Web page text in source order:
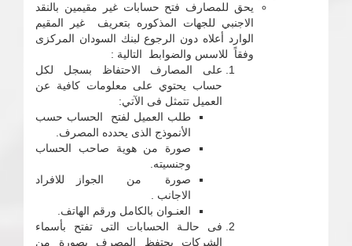
يحق للمصارف فتح حسابات غير مقيمين بالنقد
الاجنبي للجهات المذكوره بتعريف غير المقيم
الوارد أعلاه دون الرجوع لبنك السودان المركزى
وفقاً للاسس والضوابط التالية :
على المصارف الاحتفاظ بسجل لكل
حساب يحتوي على معلومات كافية عن
العميل تتمثل فى الآتي:
طلب العميل لفتح الحساب حسب
الأنموذج الذى يحدده المصرف.
صورة من هوية صاحب الحساب
وجنسيته.
صورة من الجواز للافراد
الاجانب .
العنـوان بالكامل ورقم الهاتف.
فى حالـة الحسابات التى تفتح بأسماء
الشركات يحتفظ المصرف بصورة من